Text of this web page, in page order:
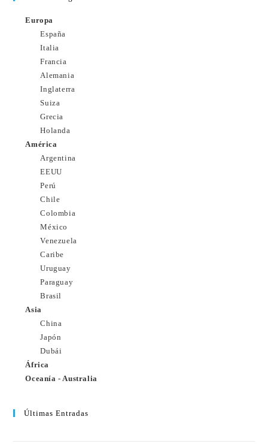
Europa
España
Italia
Francia
Alemania
Inglaterra
Suiza
Grecia
Holanda
América
Argentina
EEUU
Perú
Chile
Colombia
México
Venezuela
Caribe
Uruguay
Paraguay
Brasil
Asia
China
Japón
Dubái
África
Oceanía - Australia
Últimas Entradas